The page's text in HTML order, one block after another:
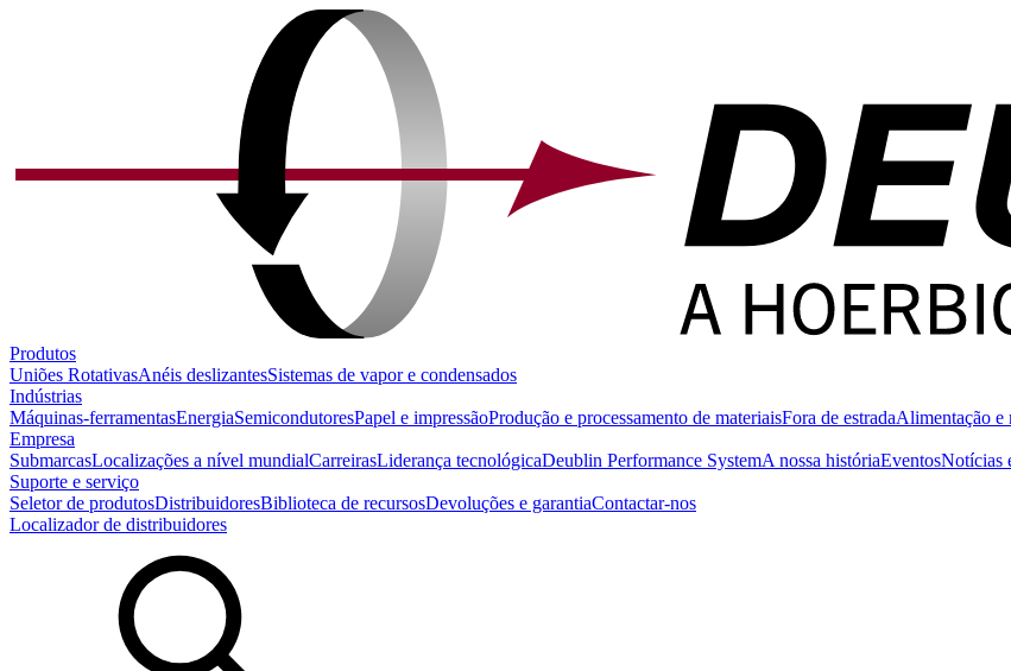
Produtos
Uniões RotativasAnéis deslizantesSistemas de vapor e condensados
Indústrias
Máquinas-ferramentasEnergiaSemicondutoresPapel e impressãoProdução e processamento de materiaisFora de estradaAlimentação e
Empresa
SubmarcasLocalizações a nível mundialCarreirasLiderança tecnológicaDeublin Performance SystemA nossa históriaEventosNotícias
Suporte e serviço
Seletor de produtosDistribuidoresBiblioteca de recursosDevoluções e garantiaContactar-nos
Localizador de distribuidores